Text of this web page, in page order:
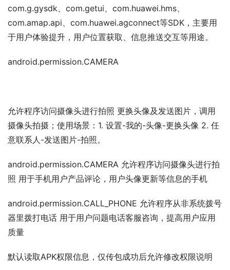
com.g.gysdk、com.getui、com.huawei.hms、
com.amap.api、com.huawei.agconnect等SDK，主要用
于用户体验提升，用户位置获取、信息推送交互等用途。
android.permission.CAMERA
允许程序访问摄像头进行拍照 更换头像及发送图片，调用
摄像头拍摄；使用场景：1. 设置-我的-头像-更换头像 2. 任
意联系人-发送图片-拍照。
android.permission.CAMERA 允许程序访问摄像头进行拍
照 用于手机用户产品评论，用户头像更新等信息的手机
android.permission.CALL_PHONE 允许程序从非系统拨号
器里拨打电话 用于用户问题电话客服咨询，提高用户应用
质量
默认读取APK权限信息，仅传包成功后允许修改权限说明